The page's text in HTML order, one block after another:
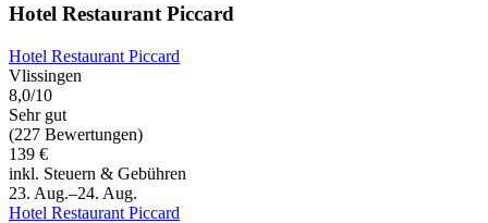
Hotel Restaurant Piccard
Hotel Restaurant Piccard
Vlissingen
8,0/10
Sehr gut
(227 Bewertungen)
139 €
inkl. Steuern & Gebühren
23. Aug.–24. Aug.
Hotel Restaurant Piccard